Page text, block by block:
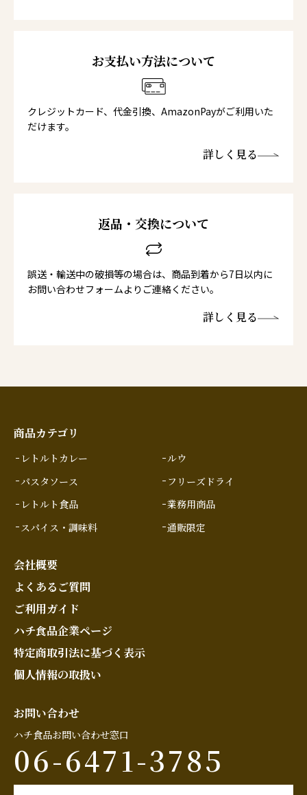
お支払い方法について
クレジットカード、代金引換、AmazonPayがご利用いた
だけます。
詳しく見る
返品・交換について
誤送・輸送中の破損等の場合は、商品到着から7日以内に
お問い合わせフォームよりご連絡ください。
詳しく見る
商品カテゴリ
レトルトカレー
パスタソース
レトルト食品
スパイス・調味料
ルウ
フリーズドライ
業務用商品
通販限定
会社概要
よくあるご質問
ご利用ガイド
ハチ食品企業ページ
特定商取引法に基づく表示
個人情報の取扱い
お問い合わせ
ハチ食品お問い合わせ窓口
06-6471-3785